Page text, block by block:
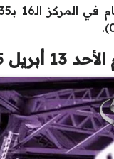
2025